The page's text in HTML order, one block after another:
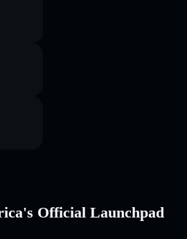
Official Launchpad